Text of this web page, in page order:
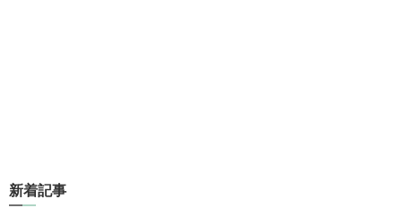
新着記事